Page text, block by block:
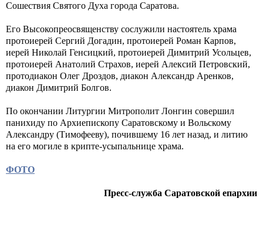
Сошествия Святого Духа города Саратова.
Его Высокопреосвященству сослужили настоятель храма
протоиерей Сергий Догадин, протоиерей Роман Карпов,
иерей Николай Генсицкий, протоиерей Димитрий Усольцев,
протоиерей Анатолий Страхов, иерей Алексий Петровский,
протодиакон Олег Дроздов, диакон Александр Аренков,
диакон Димитрий Болгов.
По окончании Литургии Митрополит Лонгин совершил
панихиду по Архиепископу Саратовскому и Вольскому
Александру (Тимофееву), почившему 16 лет назад, и литию
на его могиле в крипте-усыпальнице храма.
ФОТО
Пресс-служба Саратовской епархии